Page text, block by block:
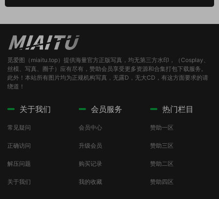
觅爱图（miaitu.top）提供海量官方正版写真，均无第三方水印，（Cosplay、
丝模、写真、圈子）应有尽有，赞助会员享受更多资源和合集打包下载服务。
此外！本站所有图片均为正规机构写真，无露D，无大CD，有这方面要求的请
绕道！
关于我们
常见疑问
正确访问
解压问题
关于我们
会员服务
会员中心
升级会员
购买记录
我的收藏
热门栏目
赞助一区
赞助三区
赞助二区
赞助四区